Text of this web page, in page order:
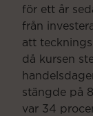
för ett år
från
att
då kursen
stängde på
var 34